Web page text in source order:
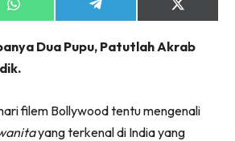
Share
on
Share
on
Share
on
(Twitter)
Dua Pupu, Patutlah Akrab
filem Bollywood tentu mengenali
yang terkenal di India yang